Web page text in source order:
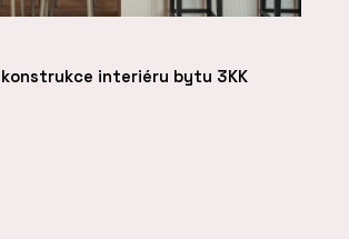
interiéru bytu 3KK